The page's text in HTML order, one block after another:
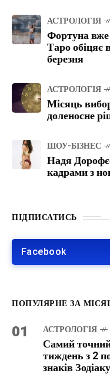
АСТРОЛОГІЯ
Фортуна вже
Таро обіцяє
березня
АСТРОЛОГІЯ
Місяць
доленосне
ШОУ-БІЗНЕС
Надя
кадрами з
ПІДПИСАТИСЬ
Facebook
ПОПУЛЯРНЕ ЗА
01 АСТРОЛОГІЯ
Самий
тиждень з 2
знаків Зодіаку